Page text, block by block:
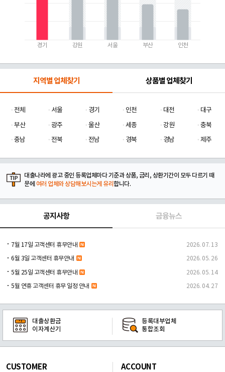
경기 강원 서울 부산 인천
지역별 업체찾기 상품별 업체찾기
전체 서울 경기 인천 대전
대구
부산
광주 울산 세종 강원
충북
충남
전북 전남 경북 경남 제주
대출나라에 광고 중인 등록업체마다 기준과 상품, 금리, 상환기간이 모두 다르기 때
문에 여러 업체와 상담해보시는게 유리합니다.
공지사항 금융뉴스
7월 17일 고객센터 휴무안내 2026. 07. 13
6월 3일 고객센터 휴무안내 2026. 05. 26
5월 25일 고객센터 휴무안내 2026. 05. 14
5월 연휴 고객센터 휴무 일정 안내 2026. 04. 27
대출상환금
이자계산기
등록대부업체
통합조회
CUSTOMER ACCOUNT